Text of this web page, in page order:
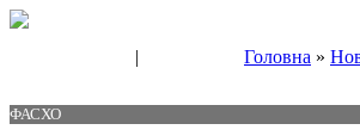
| Головна »
ФАСХО